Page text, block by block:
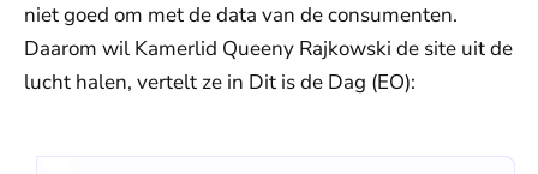
niet goed om met de data van de consumenten.
Daarom wil Kamerlid Queeny Rajkowski de site uit de
lucht halen, vertelt ze in Dit is de Dag (EO):